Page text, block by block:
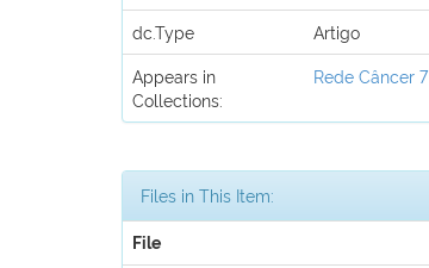
dc.Type
Artigo
Appears in
Collections:
Rede Câncer 7
Files in This Item:
File